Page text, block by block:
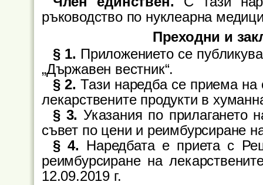
ръководство по нуклеарна
Преходни и
§ 1. Приложението се
„Държавен вестник“.
§ 2.Тази наредба се приема на
лекарствените продукти в
§ 3. Указания по прилагането
съвет по цени и реимбурсиране
§ 4.
Наредбата е приета с
реимбурсиране на
12.09.2019 г.